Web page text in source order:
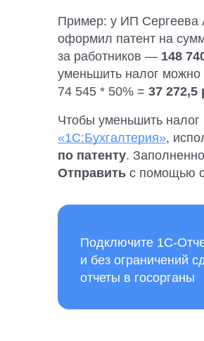
Пример: у ИП Сергеева
оформил патент на
за работников — 148
уменьшить налог можно
74 545 * 50% = 37 272,5
Чтобы уменьшить
«1С:Бухгалтерия»,
по патенту.
Отправить с помощью
Подключите 1С-
и без ограничений
отчеты в госорганы